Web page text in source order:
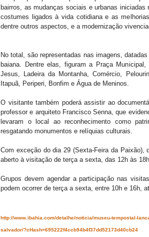
bairros, as mudanças sociais e urbanas
costumes ligados à vida cotidiana e as
dentre outros aspectos, e a modernização
No total, são representadas nas imagens,
baiana. Dentre elas, figuram a Praça
Jesus, Ladeira da Montanha, Comércio,
Itapuã, Periperi, Bonfim e Água de Meninos.
O visitante também poderá assistir ao
professor e arquiteto Francisco Senna, que
levaram o local ao reconhecimento como
resgatando monumentos e relíquias culturais.
Com exceção do dia 29 (Sexta-Feira da
aberto à visitação de terça a sexta, das 12h às
Grupos devem agendar a participação nas
podem ocorrer de terça a sexta, entre 10h e 16h,
http://www.ibahia.com/detalhe/noticia/museu-tempostal-
salvador/?cHash=695222f4ccb94b4f37dd52173d40cb24